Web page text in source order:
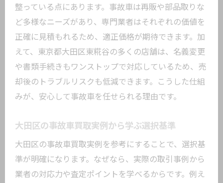
整っている点にあります。事故車は再販や部品取りな
ど多様なニーズがあり、専門業者はそれぞれの価値を
正確に見積もれるため、適正価格が期待できます。加
えて、東京都大田区東糀谷の多くの店舗は、名義変更
や書類手続きもワンストップで対応しているため、売
却後のトラブルリスクも低減できます。こうした仕組
みが、安心して事故車を任せられる理由です。
大田区の事故車買取実例から学ぶ選択基準
大田区の事故車買取実例を参考にすることで、選択基
準が明確になります。なぜなら、実際の取引事例から
業者の対応力や査定ポイントを学べるからです。例え